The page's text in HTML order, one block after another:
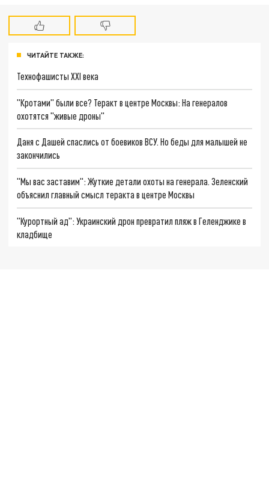
ЧИТАЙТЕ ТАКЖЕ:
Технофашисты XXI века
"Кротами" были все? Теракт в центре Москвы: На генералов
охотятся "живые дроны"
Даня с Дашей спаслись от боевиков ВСУ. Но беды для малышей не
закончились
"Мы вас заставим": Жуткие детали охоты на генерала. Зеленский
объяснил главный смысл теракта в центре Москвы
"Курортный ад": Украинский дрон превратил пляж в Геленджике в
кладбище